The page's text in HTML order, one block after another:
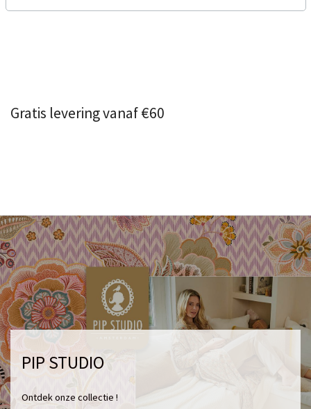
Gratis levering vanaf €60
PIP STUDIO
Ontdek onze collectie !